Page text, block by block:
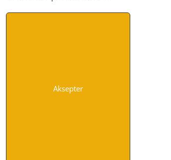
Aksepter
INFORMASJON